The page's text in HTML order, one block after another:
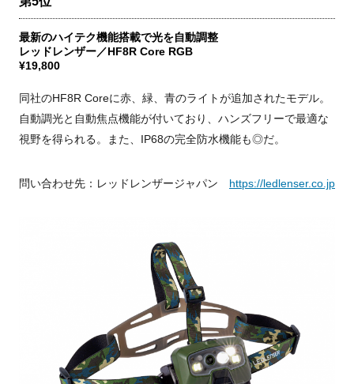
最新のハイテク機能搭載で光を自動調整
レッドレンザー／HF8R Core RGB
¥19,800
同社のHF8R Coreに赤、緑、青のライトが追加されたモデル。
自動調光と自動焦点機能が付いており、ハンズフリーで最適な
視野を得られる。また、IP68の完全防水機能も◎だ。
問い合わせ先：レッドレンザージャパン https://ledlenser.co.jp